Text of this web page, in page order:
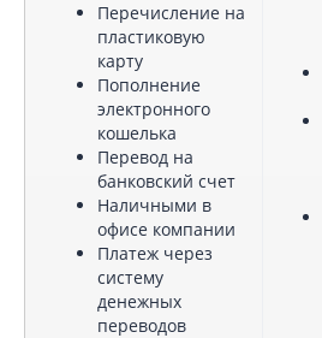
Перечисление на
пластиковую
карту
Пополнение
электронного
кошелька
Перевод на
банковский счет
Наличными в
офисе компании
Платеж через
систему
денежных
переводов